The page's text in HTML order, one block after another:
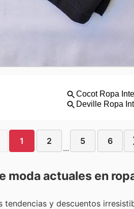
1 2
...
5 6
moda actuales en
y descuentos